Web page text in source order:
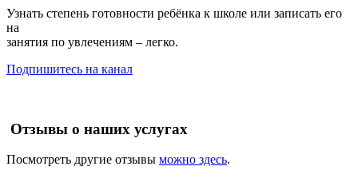
Узнать степень готовности ребёнка к школе или записать его
на
занятия по увлечениям – легко.
Подпишитесь на канал
Отзывы о наших услугах
Посмотреть другие отзывы можно здесь.